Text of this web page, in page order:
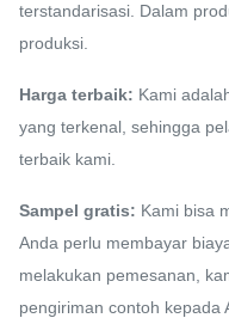
terstandarisasi. Dalam
produksi.
Harga terbaik: Kami
yang terkenal, sehingga
terbaik kami.
Sampel gratis: Kami bisa
Anda perlu membayar
melakukan pemesanan,
pengiriman contoh kepada